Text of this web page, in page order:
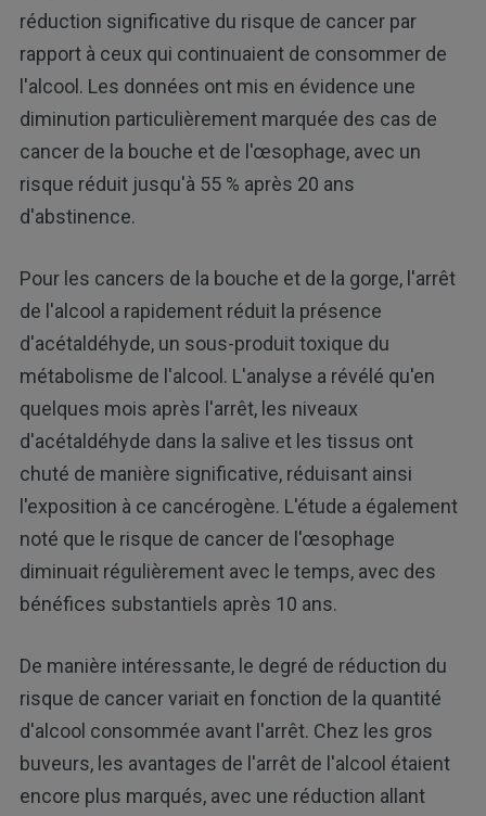
réduction significative du risque de cancer par
rapport à ceux qui continuaient de consommer de
l'alcool. Les données ont mis en évidence une
diminution particulièrement marquée des cas de
cancer de la bouche et de l'œsophage, avec un
risque réduit jusqu'à 55 % après 20 ans
d'abstinence.
Pour les cancers de la bouche et de la gorge, l'arrêt
de l'alcool a rapidement réduit la présence
d'acétaldéhyde, un sous-produit toxique du
métabolisme de l'alcool. L'analyse a révélé qu'en
quelques mois après l'arrêt, les niveaux
d'acétaldéhyde dans la salive et les tissus ont
chuté de manière significative, réduisant ainsi
l'exposition à ce cancérogène. L'étude a également
noté que le risque de cancer de l'œsophage
diminuait régulièrement avec le temps, avec des
bénéfices substantiels après 10 ans.
De manière intéressante, le degré de réduction du
risque de cancer variait en fonction de la quantité
d'alcool consommée avant l'arrêt. Chez les gros
buveurs, les avantages de l'arrêt de l'alcool étaient
encore plus marqués, avec une réduction allant